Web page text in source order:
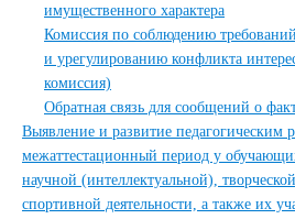
имущественного характера
Комиссия по соблюдению
и урегулированию конфликта
комиссия)
Обратная связь для сообщений о
Выявление и развитие педагогическим
межаттестационный период у
научной (интеллектуальной),
спортивной деятельности, а также их